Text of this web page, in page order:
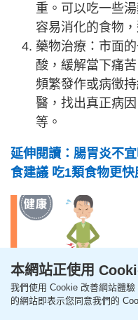
重。可以吃一些
容易消化的食物
藥物治療：市面
酸，緩解當下痛
頻繁發作或病徵
醫，找出真正病
等。
延伸閱讀：腸胃炎不
食建議 吃1類食物更快
本網站正使用
我們使用 Cookie 改善網站體驗
的網站即表示您同意我們的